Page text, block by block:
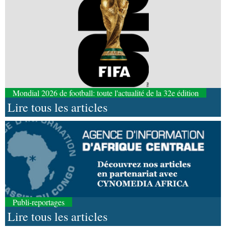
Mondial 2026 de football: toute l'actualité de la 32e édition
Lire tous les articles
Publi-reportages
Lire tous les articles